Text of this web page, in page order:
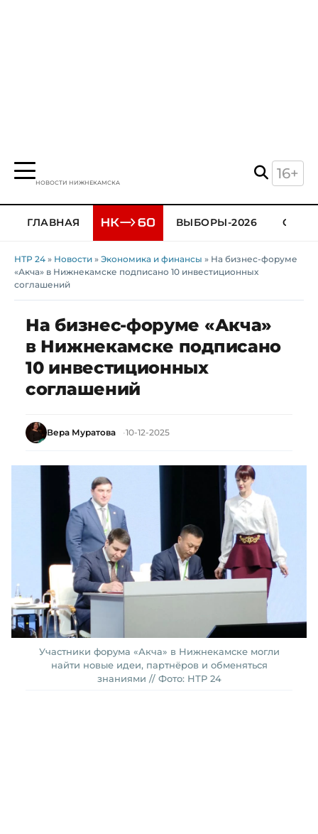
НОВОСТИ НИЖНЕКАМСКА
16+
ГЛАВНАЯ ВЫБОРЫ-2026
НТР 24 » Новости » Экономика и финансы » На бизнес-форуме
«Акча» в Нижнекамске подписано 10 инвестиционных
соглашений
На бизнес-форуме «Акча»
в Нижнекамске подписано
10 инвестиционных
соглашений
Вера Муратова 10-12-2025
Участники форума «Акча» в Нижнекамске могли
найти новые идеи, партнёров и обменяться
знаниями // Фото: НТР 24